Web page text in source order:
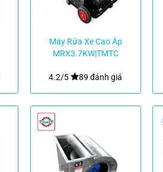
Máy Rửa Xe Cao Áp
MRX3.7KW|TMTC
4.2/5 89 đánh giá